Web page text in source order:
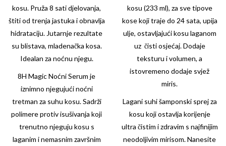
kosu. Pruža 8 sati djelovanja,
štiti od trenja jastuka i obnavlja
hidrataciju. Jutarnje rezultate
su blistava, mladenačka kosa.
Idealan za noćnu njegu.
8H Magic Noćni Serum je
iznimno njegujući noćni
tretman za suhu kosu. Sadrži
polimere protiv isušivanja koji
trenutno njeguju kosu s
laganim i nemasnim završnim
kosu (233 ml), za sve tipove
kose koji traje do 24 sata, upija
ulje, ostavljajući kosu laganom
uz čisti osjećaj. Dodaje
teksturu i volumen, a
istovremeno dodaje svjež
miris.
Lagani suhi šamponski sprej za
kosu koji ostavlja korijenje
ultra čistim i zdravim s najfinijim
neodoljivim mirisom. Nanesite